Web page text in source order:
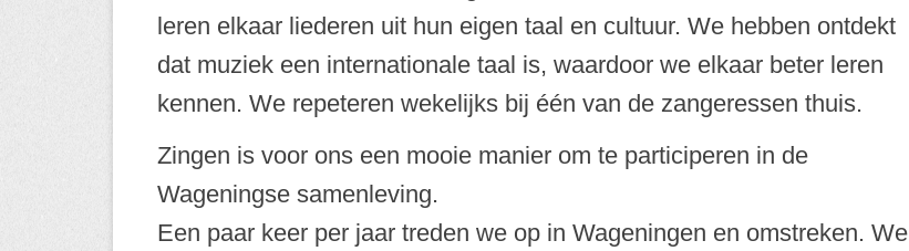
leren elkaar liederen uit hun eigen taal en cultuur. We hebben ontdekt
dat muziek een internationale taal is, waardoor we elkaar beter leren
kennen. We repeteren wekelijks bij één van de zangeressen thuis.
Zingen is voor ons een mooie manier om te participeren in de
Wageningse samenleving.
Een paar keer per jaar treden we op in Wageningen en omstreken. We